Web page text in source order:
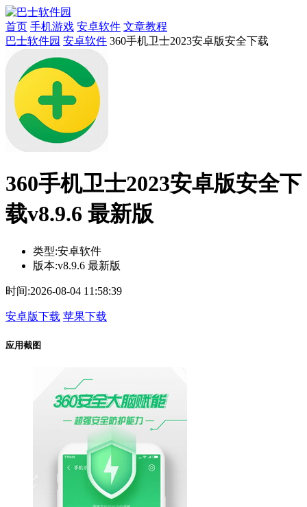
首页 手机游戏 安卓软件 文章教程
巴士软件园 安卓软件 360手机卫士2023安卓版安全下载
360手机卫士2023安卓版安全下
载v8.9.6 最新版
类型:安卓软件
版本:v8.9.6 最新版
时间:2026-08-04 11:58:39
安卓版下载 苹果下载
应用截图